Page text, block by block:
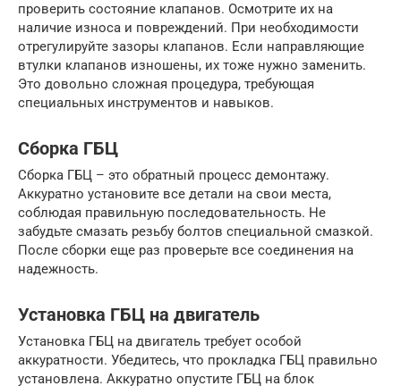
проверить состояние клапанов. Осмотрите их на
наличие износа и повреждений. При необходимости
отрегулируйте зазоры клапанов. Если направляющие
втулки клапанов изношены, их тоже нужно заменить.
Это довольно сложная процедура, требующая
специальных инструментов и навыков.
Сборка ГБЦ
Сборка ГБЦ – это обратный процесс демонтажу.
Аккуратно установите все детали на свои места,
соблюдая правильную последовательность. Не
забудьте смазать резьбу болтов специальной смазкой.
После сборки еще раз проверьте все соединения на
надежность.
Установка ГБЦ на двигатель
Установка ГБЦ на двигатель требует особой
аккуратности. Убедитесь, что прокладка ГБЦ правильно
установлена. Аккуратно опустите ГБЦ на блок